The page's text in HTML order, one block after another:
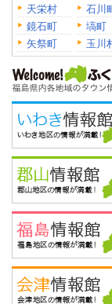
天栄村
石川
鏡石町
塙町
矢祭町
玉川